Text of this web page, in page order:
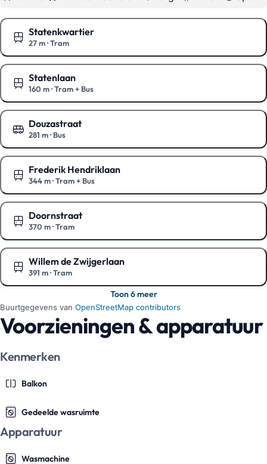
Statenkwartier
27 m·Tram
Toon op de kaart
Statenlaan
160 m·Tram + Bus
Toon op de kaart
Douzastraat
281 m· Bus
Toon op de kaart
Frederik Hendriklaan
344 m·Tram + Bus
Toon op de kaart
Doornstraat
370 m·Tram
Toon op de kaart
Willem de Zwijgerlaan
391 m·Tram
Toon op de kaart
Toon 6 meer
Buurtgegevens van OpenStreetMap contributors
Voorzieningen & apparatuur
Kenmerken
Balkon
Gedeelde wasruimte
Apparatuur
Wasmachine